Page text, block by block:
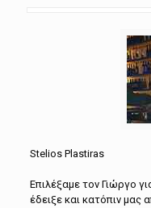
Stelios Plastiras
Επιλέξαμε τον Γιώργο
έδειξε και κατόπιν μας